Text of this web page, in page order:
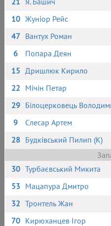
10 Жуніор Рейс
47 Вантух Роман
6
Попара Деян
15 Дришлюк Кирило
22 Мічін Петар
29 Білоцерковець
9
Слесар Артем
28 Будківський Пилип (К)
30 Турбаєвський Микита
53 Мацапура Дмитро
32 Тронтель Жан
70 Кирюханцев Ігор